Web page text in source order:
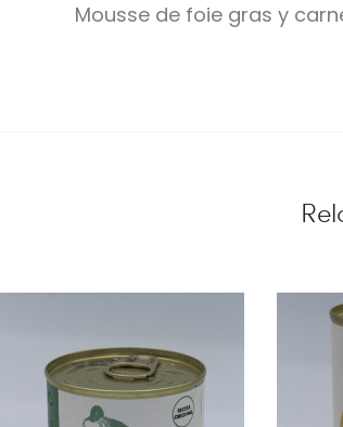
Mousse de foie gras y